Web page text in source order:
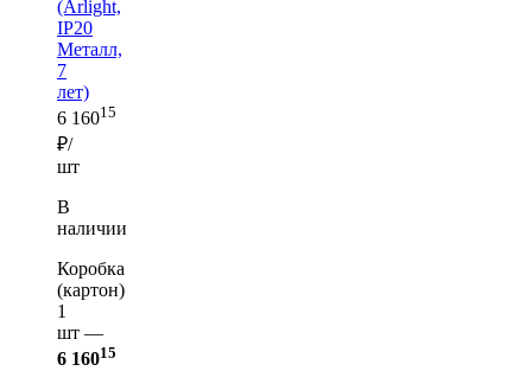
(Arlight,
IP20
Металл,
7
лет)
6 16015
₽/
шт
В
наличии
Коробка
(картон)
1
шт —
6 16015